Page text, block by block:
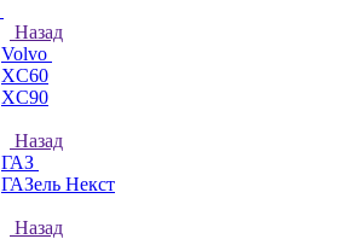
Назад
Volvo
XC60
XC90
Назад
ГАЗ
ГАЗель Некст
Назад